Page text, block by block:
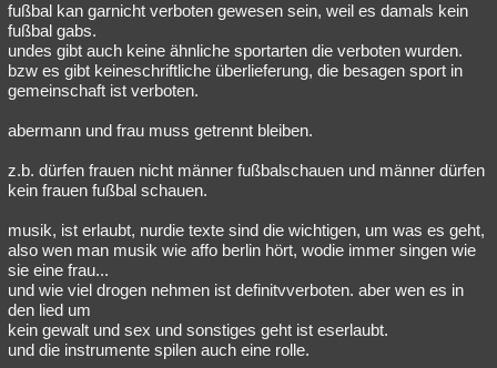
fußbal kan garnicht verboten gewesen sein, weil es damals kein
fußbal gabs.
undes gibt auch keine ähnliche sportarten die verboten wurden.
bzw es gibt keineschriftliche überlieferung, die besagen sport in
gemeinschaft ist verboten.
abermann und frau muss getrennt bleiben.
z.b. dürfen frauen nicht männer fußbalschauen und männer dürfen
kein frauen fußbal schauen.
musik, ist erlaubt, nurdie texte sind die wichtigen, um was es geht,
also wen man musik wie affo berlin hört, wodie immer singen wie
sie eine frau...
und wie viel drogen nehmen ist definitvverboten. aber wen es in
den lied um
kein gewalt und sex und sonstiges geht ist eserlaubt.
und die instrumente spilen auch eine rolle.